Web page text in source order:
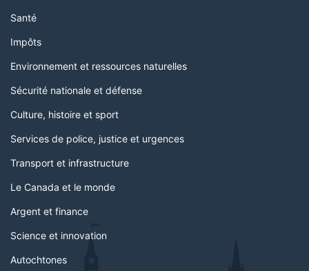
Santé
Impôts
Environnement et ressources naturelles
Sécurité nationale et défense
Culture, histoire et sport
Services de police, justice et urgences
Transport et infrastructure
Le Canada et le monde
Argent et finance
Science et innovation
Autochtones